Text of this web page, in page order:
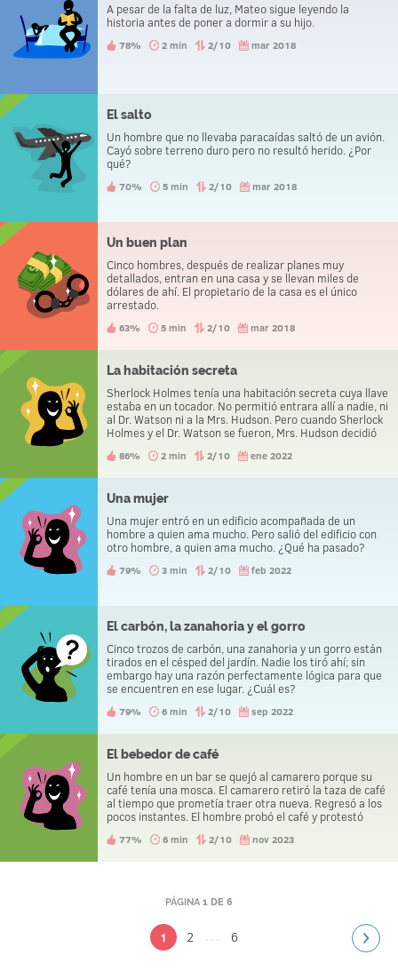
A pesar de la falta de luz, Mateo sigue leyendo la
historia antes de poner a dormir a su hijo.
78% 2 min 2/10 mar 2018
El salto
Un hombre que no llevaba paracaídas saltó de un avión.
Cayó sobre terreno duro pero no resultó herido. ¿Por
qué?
70% 5 min 2/10 mar 2018
Un buen plan
Cinco hombres, después de realizar planes muy
detallados, entran en una casa y se llevan miles de
dólares de ahí. El propietario de la casa es el único
arrestado.
63% 5 min 2/10 mar 2018
La habitación secreta
Sherlock Holmes tenía una habitación secreta cuya llave
estaba en un tocador. No permitió entrara allí a nadie, ni
al Dr. Watson ni a la Mrs. Hudson. Pero cuando Sherlock
Holmes y el Dr. Watson se fueron, Mrs. Hudson decidió
habitación y entró. Caminó por la habitación, se acercó a
“Olvidé algo”. Mrs. Hudson rápidamente cerró el libro, lo
colocó en su lugar, se acercó a la puerta, apagó la luz,
salió, cerró la puerta y logró colocar la llave en su lugar.
Holmes tomó la llave, abrió la puerta, miró en la
habitación e inmediatamente preguntó: “Mrs. Hudson,
¿por qué entró en mi habitación?” ¿Cómo supo Holmes
que Mrs. Hudson entró en su habitación?
86% 2 min 2/10 ene 2022
Una mujer
Una mujer entró en un edificio acompañada de un
hombre a quien ama mucho. Pero salió del edificio con
otro hombre, a quien ama mucho. ¿Qué ha pasado?
79% 3 min 2/10 feb 2022
El carbón, la zanahoria y el gorro
Cinco trozos de carbón, una zanahoria y un gorro están
tirados en el césped del jardín. Nadie los tiró ahí; sin
embargo hay una razón perfectamente lógica para que
se encuentren en ese lugar. ¿Cuál es?
79% 6 min 2/10 sep 2022
El bebedor de café
Un hombre en un bar se quejó al camarero porque su
café tenía una mosca. El camarero retiró la taza de café
al tiempo que prometía traer otra nueva. Regresó a los
pocos instantes. El hombre probó el café y protestó
habían quitado la mosca. Tenía razón, pero ¿cómo los
77% 6 min 2/10 nov 2023
PÁGINA 1 DE 6
1 2 ... 6